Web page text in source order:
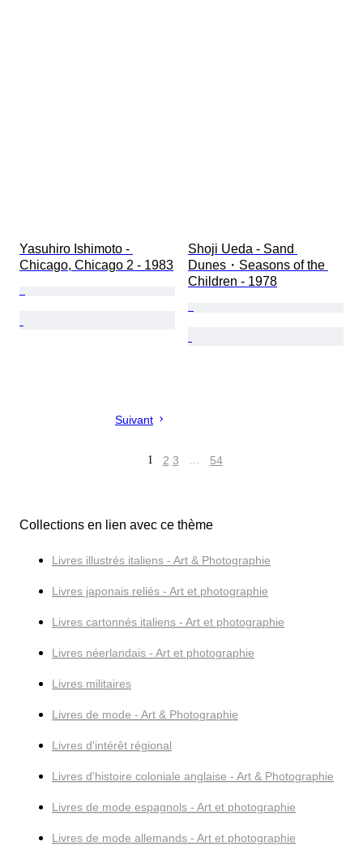
Yasuhiro Ishimoto -
Chicago, Chicago 2 - 1983
Shoji Ueda - Sand
Dunes・Seasons of the
Children - 1978
Suivant
1 2 3 … 54
Collections en lien avec ce thème
Livres illustrés italiens - Art & Photographie
Livres japonais reliés - Art et photographie
Livres cartonnés italiens - Art et photographie
Livres néerlandais - Art et photographie
Livres militaires
Livres de mode - Art & Photographie
Livres d'intérêt régional
Livres d'histoire coloniale anglaise - Art & Photographie
Livres de mode espagnols - Art et photographie
Livres de mode allemands - Art et photographie